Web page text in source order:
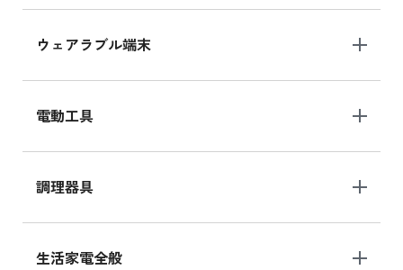
ウェアラブル端末
電動工具
調理器具
生活家電全般